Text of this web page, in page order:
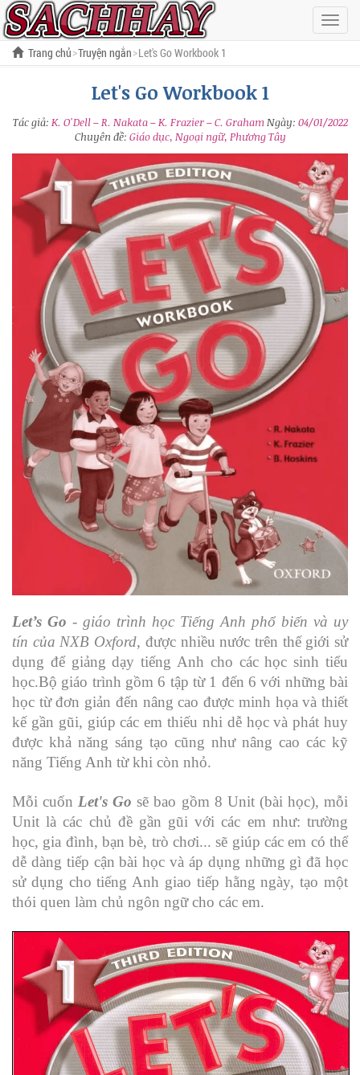
Hiện
menu
Trang chủ Truyện ngắn Let's Go Workbook 1
Let's Go Workbook 1
Tác giả: K. O'Dell – R. Nakata – K. Frazier – C. GrahamNgày: 04/01/2022
Chuyên đề: Giáo dục, Ngoại ngữ, Phương Tây
Let’s Go - giáo trình học Tiếng Anh phổ biến và uy
tín của NXB Oxford, được nhiều nước trên thế giới sử
dụng để giảng dạy tiếng Anh cho các học sinh tiểu
học.Bộ giáo trình gồm 6 tập từ 1 đến 6 với những bài
học từ đơn giản đến nâng cao được minh họa và thiết
kế gần gũi, giúp các em thiếu nhi dễ học và phát huy
được khả năng sáng tạo cũng như nâng cao các kỹ
năng Tiếng Anh từ khi còn nhỏ.
Mỗi cuốn Let's Go sẽ bao gồm 8 Unit (bài học), mỗi
Unit là các chủ đề gần gũi với các em như: trường
học, gia đình, bạn bè, trò chơi... sẽ giúp các em có thể
dễ dàng tiếp cận bài học và áp dụng những gì đã học
sử dụng cho tiếng Anh giao tiếp hằng ngày, tạo một
thói quen làm chủ ngôn ngữ cho các em.